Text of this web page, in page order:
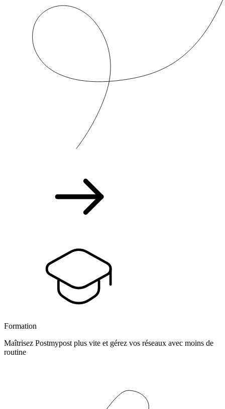
Formation
Maîtrisez Postmypost plus vite et gérez vos réseaux avec moins de
routine